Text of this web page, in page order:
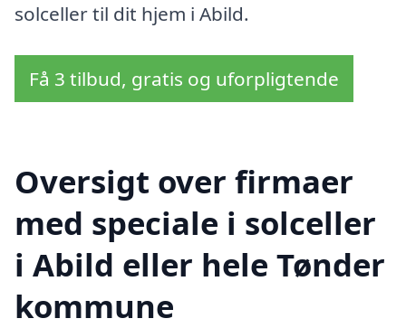
solceller til dit hjem i Abild.
Få 3 tilbud, gratis og uforpligtende
Oversigt over firmaer
med speciale i solceller
i Abild eller hele Tønder
kommune